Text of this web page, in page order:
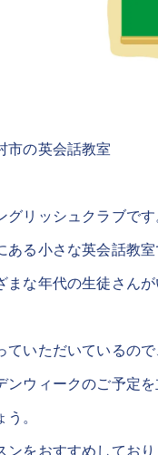
市の英会話教室
リッシュクラブです
る小さな英会話教室
な年代の生徒さんが
いただいているの
ンウィークのご予定
。